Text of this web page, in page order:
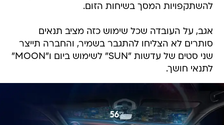
להשתקפויות המסך בשיחות הזום.
אגב, על העובדה שכל שימוש כזה מציב תנאים
סותרים לא הצליחו להתגבר בשמיר, והחברה תייצר
שני סטים של עדשות "SUN" לשימוש ביום ו"MOON"
לתנאי חושך.